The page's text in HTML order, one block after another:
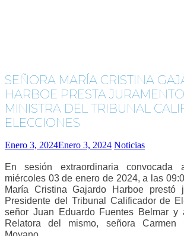
SEÑORA MARÍA CRISTINA
HARBOE PRESTA
MINISTRA DEL TRIBUNAL
ELECCIONES
Enero 3, 2024Enero 3, 2024 Noticias
En sesión extraordinaria
miércoles 03 de enero de 2024, a las
María Cristina Gajardo Harboe prestó
Presidente del Tribunal Calificador de
señor Juan Eduardo Fuentes Belmar y
Relatora del mismo, señora Carmen